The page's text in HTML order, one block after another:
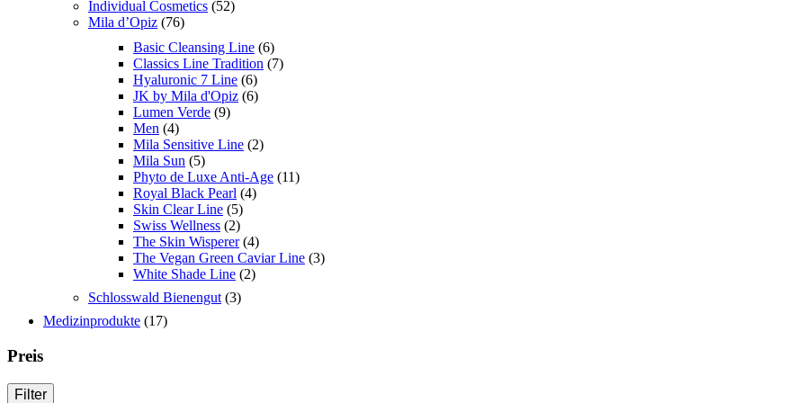
Individual Cosmetics (52)
Mila d’Opiz (76)
Basic Cleansing Line (6)
Classics Line Tradition (7)
Hyaluronic 7 Line (6)
JK by Mila d'Opiz (6)
Lumen Verde (9)
Men (4)
Mila Sensitive Line (2)
Mila Sun (5)
Phyto de Luxe Anti-Age (11)
Royal Black Pearl (4)
Skin Clear Line (5)
Swiss Wellness (2)
The Skin Wisperer (4)
The Vegan Green Caviar Line (3)
White Shade Line (2)
Schlosswald Bienengut (3)
Medizinprodukte (17)
Preis
Filter